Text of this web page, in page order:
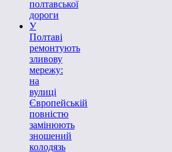
полтавської
дороги
У
Полтаві
ремонтують
зливову
мережу:
на
вулиці
Європейській
повністю
замінюють
зношений
колодязь